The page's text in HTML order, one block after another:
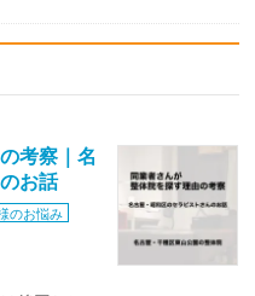
考察｜名
お話
のお悩み